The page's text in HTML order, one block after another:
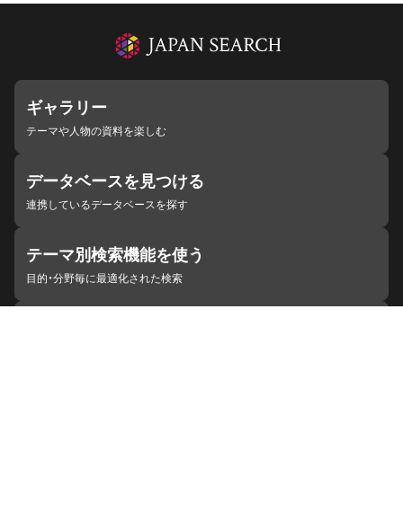
ギャラリー
テーマや人物の資料を楽しむ
データベースを見つける
連携しているデータベースを探す
テーマ別検索機能を使う
目的・分野毎に最適化された検索